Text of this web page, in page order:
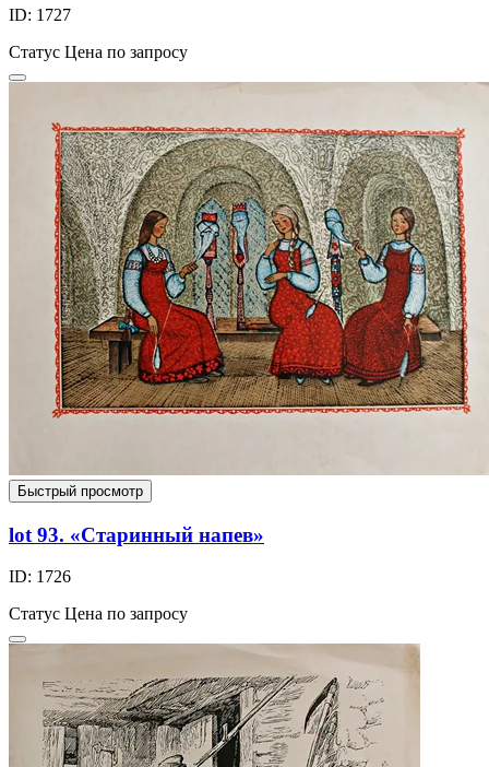
ID: 1727
Статус Цена по запросу
Быстрый просмотр
lot 93. «Старинный напев»
ID: 1726
Статус Цена по запросу